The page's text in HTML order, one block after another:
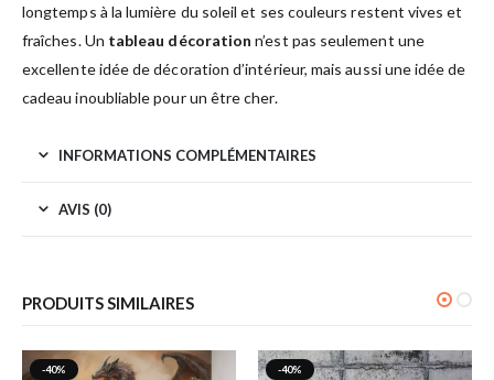
longtemps à la lumière du soleil et ses couleurs restent vives et
fraîches. Un tableau décoration n’est pas seulement une
excellente idée de décoration d’intérieur, mais aussi une idée de
cadeau inoubliable pour un être cher.
INFORMATIONS COMPLÉMENTAIRES
AVIS (0)
PRODUITS SIMILAIRES
-40% -40%